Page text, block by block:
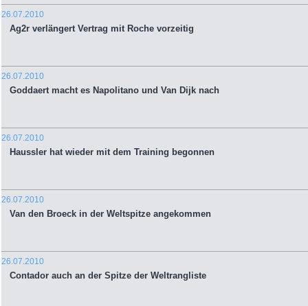
26.07.2010
Ag2r verlängert Vertrag mit Roche vorzeitig
26.07.2010
Goddaert macht es Napolitano und Van Dijk nach
26.07.2010
Haussler hat wieder mit dem Training begonnen
26.07.2010
Van den Broeck in der Weltspitze angekommen
26.07.2010
Contador auch an der Spitze der Weltrangliste